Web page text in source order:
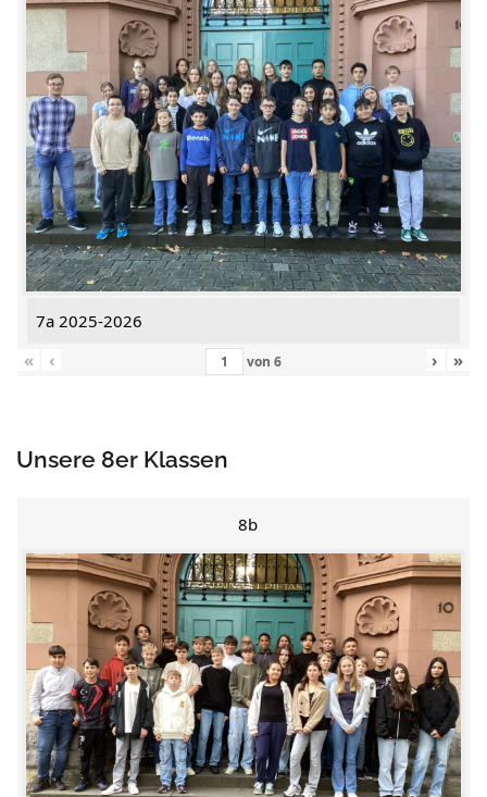
7a 2025-2026
«
‹ von 6 › »
Unsere 8er Klassen
8b